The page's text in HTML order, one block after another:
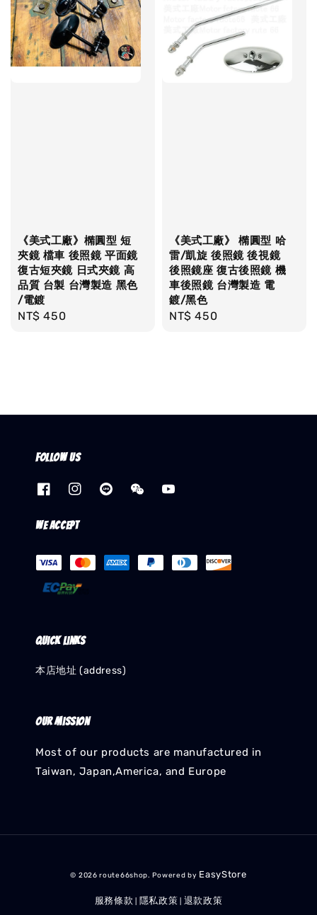
《美式工廠》橢圓型 短
夾鏡 檔車 後照鏡 平面鏡
復古短夾鏡 日式夾鏡 高
品質 台製 台灣製造 黑色
/電鍍
Regular
NT$ 450
《美式工廠》 橢圓型 哈
雷/凱旋 後照鏡 後視鏡
後照鏡座 復古後照鏡 機
車後照鏡 台灣製造 電
鍍/黑色
Regular
NT$ 450
Follow us
We accept
Quick links
本店地址 (address)
Our mission
Most of our products are manufactured in
Taiwan, Japan,America, and Europe
© 2026 route66shop. Powered by EasyStore
服務條款 隱私政策 退款政策